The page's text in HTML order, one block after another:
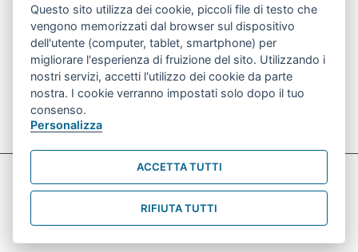
Trova l'infopoint
più vicino
Chiama il call
center
800078611
Contatto cantiere per emergenze nei giorni festivi
o nelle ore notturne:366 65 36 063
Preferenze Cookie prova
Informativa sul trattamento dei dati personali
Questo sito utilizza dei cookie, piccoli file di testo che
vengono memorizzati dal browser sul dispositivo
dell'utente (computer, tablet, smartphone) per
migliorare l'esperienza di fruizione del sito. Utilizzando i
nostri servizi, accetti l'utilizzo dei cookie da parte
nostra. I cookie verranno impostati solo dopo il tuo
consenso.
Personalizza
ACCETTA TUTTI
RIFIUTA TUTTI